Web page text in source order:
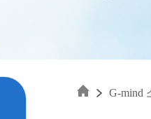
G-mind